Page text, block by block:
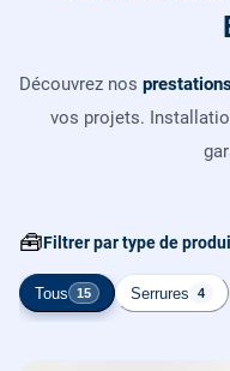
Découvrez nos
vos projets.
🧰Filtrer par type de
Tous 15 Serrures 4